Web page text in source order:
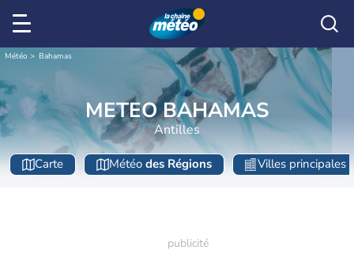
Météo Bahamas
METEO BAHAMAS
Antilles
Carte Météo des Régions Villes principales